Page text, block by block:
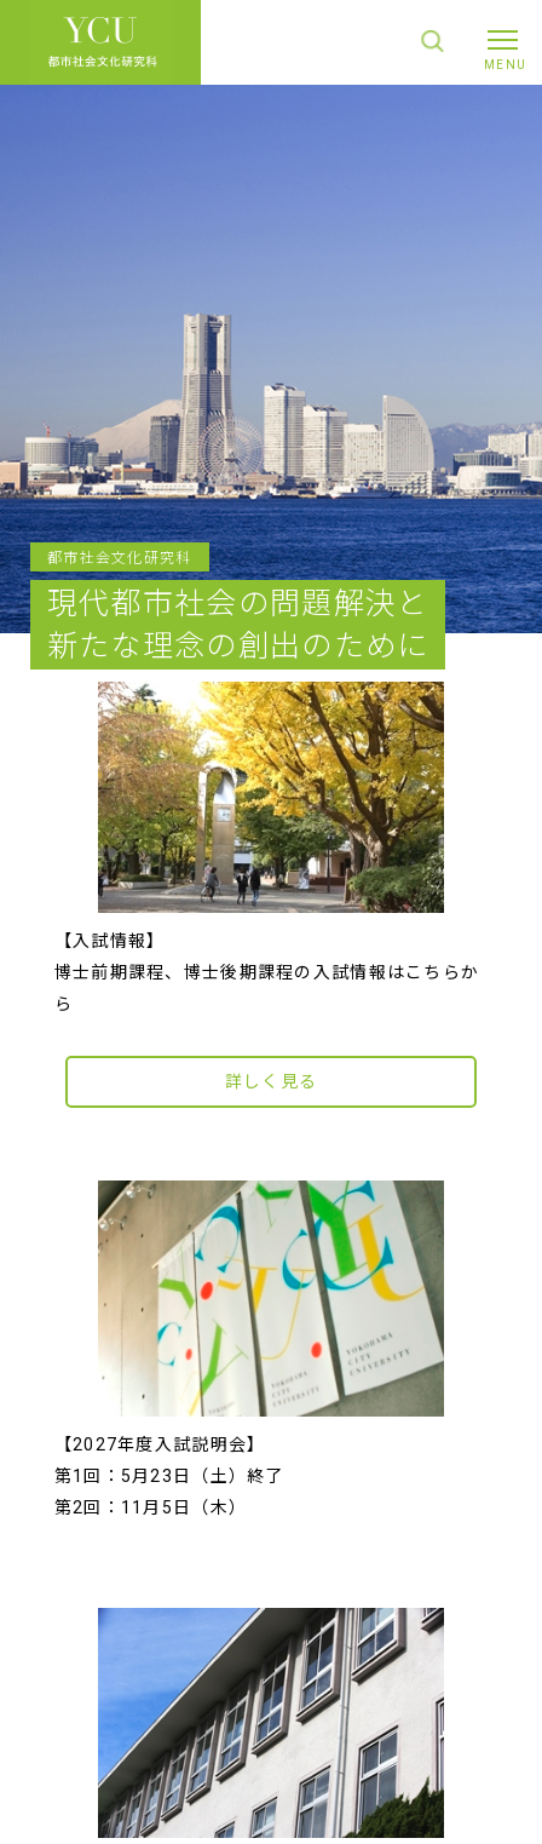
都市社会文化研究科
現代都市社会の問題解決と
新たな理念の創出のために
【入試情報】
博士前期課程、博士後期課程の入試情報はこちらか
ら
詳しく見る
【2027年度入試説明会】
第1回：5月23日（土）終了
第2回：11月5日（木）